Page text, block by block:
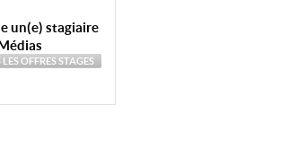
un(e) stagiaire
LES OFFRESSTAGES